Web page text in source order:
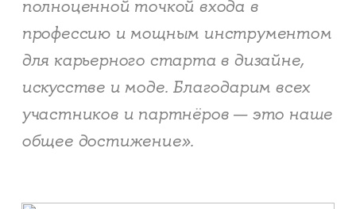
полноценной точкой входа в
профессию и мощным инструментом
для карьерного старта в дизайне,
искусстве и моде. Благодарим всех
участников и партнёров — это наше
общее достижение».​